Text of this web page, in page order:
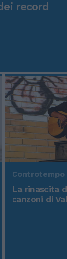
record
Controtempo
La rinascita
canzoni di